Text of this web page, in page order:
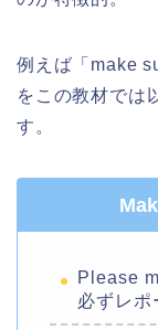
例えば「make
をこの教材では
す。
Please
必ずレポ